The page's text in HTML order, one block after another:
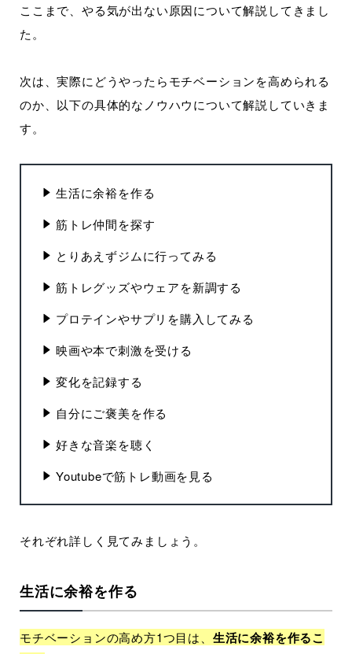
ここまで、やる気が出ない原因について解説してきまし
た。
次は、実際にどうやったらモチベーションを高められる
のか、以下の具体的なノウハウについて解説していきま
す。
生活に余裕を作る
筋トレ仲間を探す
とりあえずジムに行ってみる
筋トレグッズやウェアを新調する
プロテインやサプリを購入してみる
映画や本で刺激を受ける
変化を記録する
自分にご褒美を作る
好きな音楽を聴く
Youtubeで筋トレ動画を見る
それぞれ詳しく見てみましょう。
生活に余裕を作る
モチベーションの高め方1つ目は、 生活に余裕を作るこ